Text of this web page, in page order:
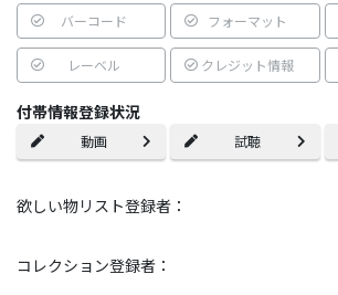
バーコード フォーマット
レーベル クレジット情報
付帯情報登録状況
動画 試聴
欲しい物リスト登録者：
コレクション登録者：